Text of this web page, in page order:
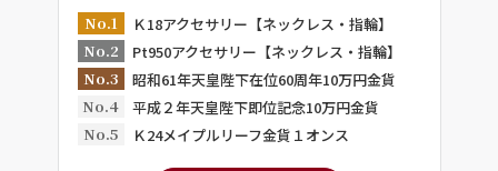
No.1
Ｋ18アクセサリー【ネックレス・指輪】
No.2
Pt950アクセサリー【ネックレス・指輪】
No.3
昭和61年天皇陛下在位60周年10万円金貨
No.4
平成２年天皇陛下即位記念10万円金貨
No.5
Ｋ24メイプルリーフ金貨１オンス